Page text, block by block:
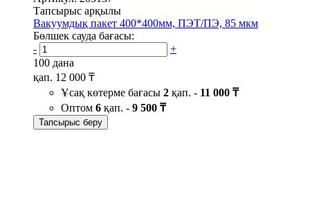
Тапсырыс арқылы
Вакуумдық пакет 400*400мм, ПЭТ/ПЭ, 85 мкм
Бөлшек сауда бағасы:
-
+
100 дана
қап. 12 000 ₸
Ұсақ көтерме бағасы 2 қап. - 11 000 ₸
Оптом 6 қап. - 9 500 ₸
Тапсырыс беру